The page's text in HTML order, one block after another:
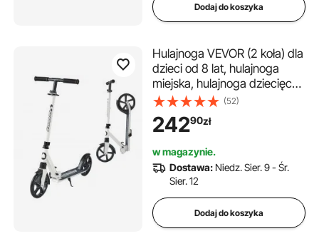
Dodaj do koszyka
Hulajnoga VEVOR (2 koła) dla
dzieci od 8 lat, hulajnoga
miejska, hulajnoga dziecięca,
hulajnoga uliczna z
regulowaną wysokością
kierownicy i antypoślizgową
hulajnoga do 100 kg, czarno-
biała
(52)
24290zł
w magazynie.
Dostawa: Niedz. Sier. 9 - Śr.
Sier. 12
Dodaj do koszyka